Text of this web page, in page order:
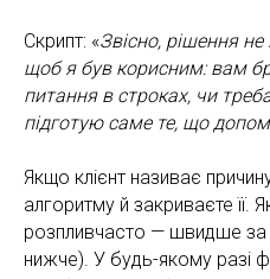
Скрипт: «Звісно, рішення
щоб я був корисним: вам
питання в строках, чи
підготую саме те, що
Якщо клієнт називає
алгоритму й закриваєте її.
розпливчасто — швидше за
нижче). У будь-якому разі